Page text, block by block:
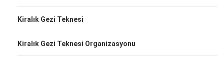
Kiralık Gezi Teknesi
Kiralık Gezi Teknesi Organizasyonu